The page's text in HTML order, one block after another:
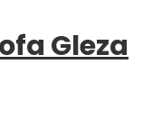
Gleza